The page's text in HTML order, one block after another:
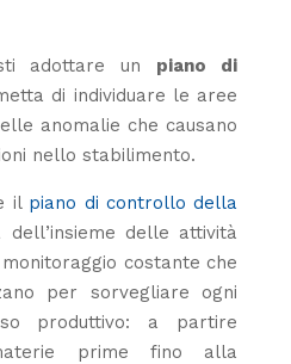
adottare un piano di
di individuare le aree
anomalie che causano
nello stabilimento.
il piano di controllo della
delle attività
costante che
per sorvegliare ogni
produttivo: a partire
prime fino alla